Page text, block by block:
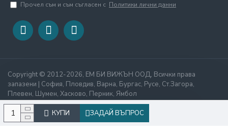
КУПИ ЗАДАЙ ВЪПРОС
Прочел съм и съм съгласен с Политики лични данни
Copyright © 2012-2026, ЕМ БИ ВИЖЪН ООД, Всички права
запазени | София, Пловдив, Варна, Бургас, Русе, Ст.Загора,
Плевен, Шумен, Хасково, Перник, Ямбол